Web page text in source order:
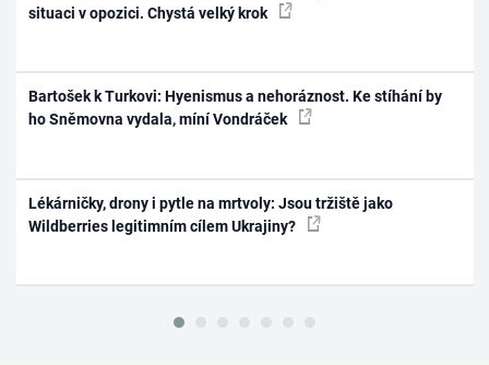
situaci v opozici. Chystá velký krok
Bartošek k Turkovi: Hyenismus a nehoráznost. Ke stíhání by
ho Sněmovna vydala, míní Vondráček
Lékárničky, drony i pytle na mrtvoly: Jsou tržiště jako
Wildberries legitimním cílem Ukrajiny?